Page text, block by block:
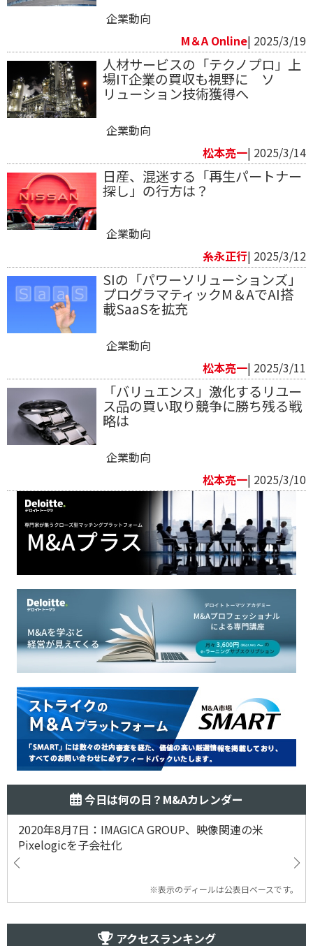
企業動向
M＆A Online| 2025/3/19
人材サービスの「テクノプロ」上
場IT企業の買収も視野に ソ
リューション技術獲得へ
企業動向
松本亮一| 2025/3/14
日産、混迷する「再生パートナー
探し」の行方は？
企業動向
糸永正行| 2025/3/12
SIの「パワーソリューションズ」
プログラマティックM＆AでAI搭
載SaaSを拡充
企業動向
松本亮一| 2025/3/11
「バリュエンス」激化するリユー
ス品の買い取り競争に勝ち残る戦
略は
企業動向
松本亮一| 2025/3/10
今日は何の日？M&Aカレンダー
2020年8月7日：IMAGICA GROUP、映像関連の米
Pixelogicを子会社化
※表示のディールは公表日ベースです。
アクセスランキング